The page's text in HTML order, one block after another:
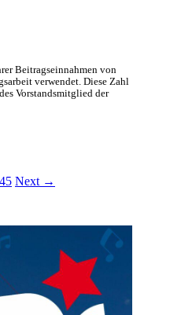
Beitragseinnahmen von
verwendet. Diese Zahl
Vorstandsmitglied der
Next →